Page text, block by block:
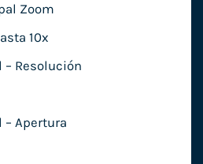
Zoom
10x
– Resolución
– Apertura